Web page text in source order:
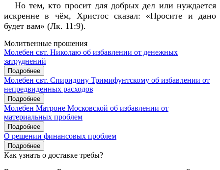
Но тем, кто просит для добрых дел или нуждается
искренне в чём, Христос сказал: «Просите и дано
будет вам» (Лк. 11:9).
Молитвенные прошения
Молебен свт. Николаю об избавлении от денежных
затруднений
Подробнее
Молебен свт. Спиридону Тримифунтскому об избавлении от
непредвиденных расходов
Подробнее
Молебен Матроне Московской об избавлении от
материальных проблем
Подробнее
О решении финансовых проблем
Подробнее
Как узнать о доставке требы?